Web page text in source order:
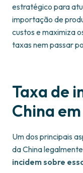
estratégico para
importação de
custos e maximiza
taxas nem passar
Taxa de
China
Um dos principais
da China
incidem sobre